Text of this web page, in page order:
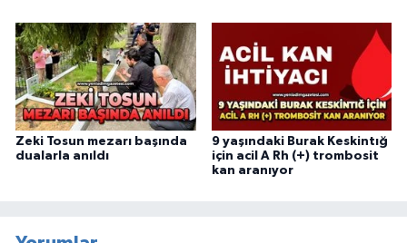
Zeki Tosun mezarı başında
dualarla anıldı
9 yaşındaki Burak Keskintığ
için acil A Rh (+) trombosit
kan aranıyor